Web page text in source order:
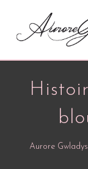
Aurore Gwladys